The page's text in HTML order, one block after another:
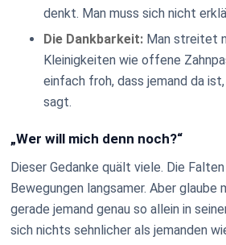
denkt. Man muss sich nicht
Die Dankbarkeit: Man streitet
Kleinigkeiten wie offene
einfach froh, dass jemand da
sagt.
„Wer will mich denn noch?“
Dieser Gedanke quält viele. Die
Bewegungen langsamer. Aber glaube
gerade jemand genau so allein in
sich nichts sehnlicher als jemanden